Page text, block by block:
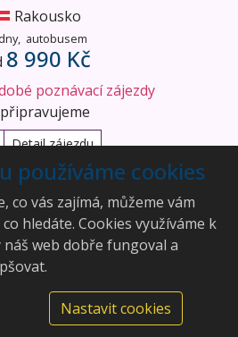
Rakousko
autobusem
8 990 Kč
poznávací zájezdy
připravujeme
Detail zájezdu
Aleš Rajský
Modenská 292/20, 36007
Karlovy Vary, Doubí
používáme cookies
co vás zajímá, můžeme vám
hledáte. Cookies využíváme k
web dobře fungoval a
Nastavit cookies